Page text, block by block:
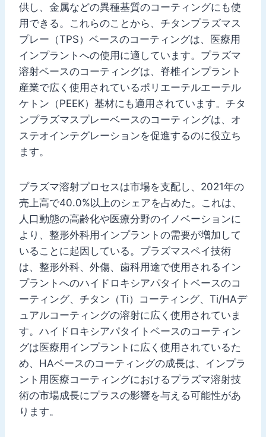
供し、金属などの異種基質のコーティングにも使
用できる。これらのことから、チタンプラズマス
プレー（TPS）ベースのコーティングは、医療用
インプラントへの使用に適しています。プラズマ
溶射ベースのコーティングは、脊椎インプラント
産業で広く使用されているポリエーテルエーテル
ケトン（PEEK）基材にも適用されています。チタ
ンプラズマスプレーベースのコーティングは、オ
ステオインテグレーションを促進するのに役立ち
ます。
プラズマ溶射プロセスは市場を支配し、2021年の
売上高で40.0%以上のシェアを占めた。これは、
人口動態の高齢化や医療分野のイノベーションに
より、整形外科用インプラントの需要が増加して
いることに起因している。プラズマスペイ技術
は、整形外科、外傷、歯科用途で使用されるイン
プラントへのハイドロキシアパタイトベースのコ
ーティング、チタン（Ti）コーティング、Ti/HAデ
ュアルコーティングの溶射に広く使用されていま
す。ハイドロキシアパタイトベースのコーティン
グは医療用インプラントに広く使用されているた
め、HAベースのコーティングの成長は、インプラ
ント用医療コーティングにおけるプラズマ溶射技
術の市場成長にプラスの影響を与える可能性があ
ります。